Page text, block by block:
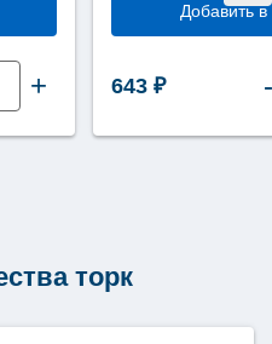
+
Добавить в
643 ₽ -
торк